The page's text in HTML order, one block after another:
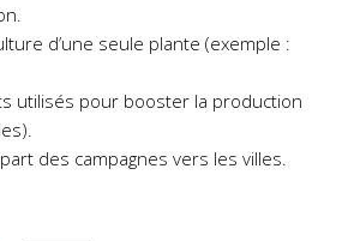
d’une seule plante (exemple :
utilisés pour booster la production
des campagnes vers les villes.